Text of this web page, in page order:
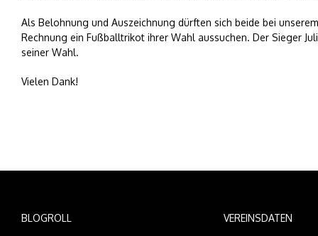
Als Belohnung und Auszeichnung dürften sich beide bei
Rechnung ein Fußballtrikot ihrer Wahl aussuchen. Der Sieger
seiner Wahl.
Vielen Dank!
BLOGROLL VEREINSDATEN